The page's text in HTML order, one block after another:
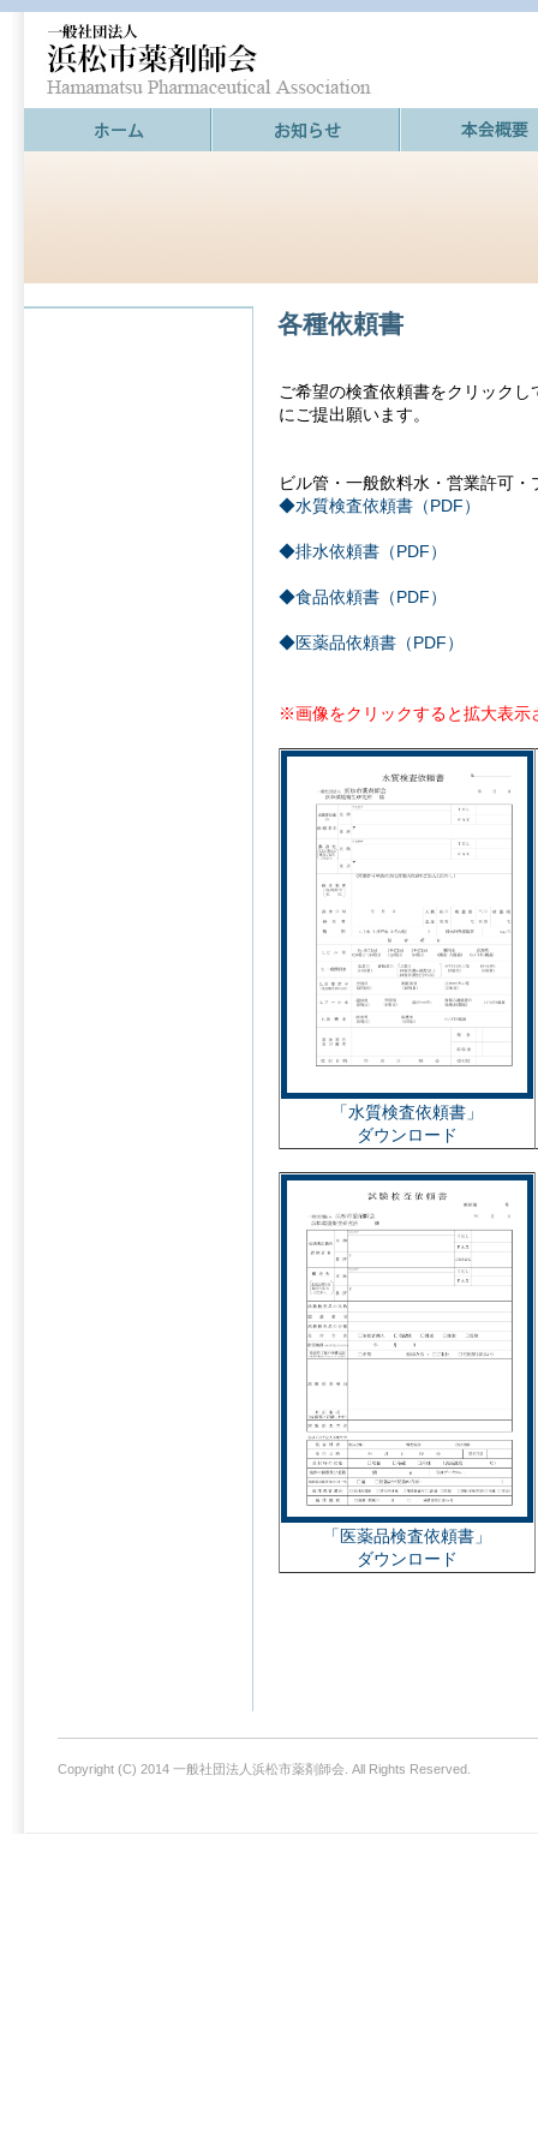
各種依頼書
ご希望の検査依頼書をクリック
にご提出願います。
ビル管・一般飲料水・営業許可
◆水質検査依頼書（PDF）
◆排水依頼書（PDF）
◆食品依頼書（PDF）
◆医薬品依頼書（PDF）
※画像をクリックすると拡大表示
「水質検査依頼書」
ダウンロード
「医薬品検査依頼書」
ダウンロード
Copyright (C) 2014 一般社団法人浜松市薬剤師会. All Rights Reserved.